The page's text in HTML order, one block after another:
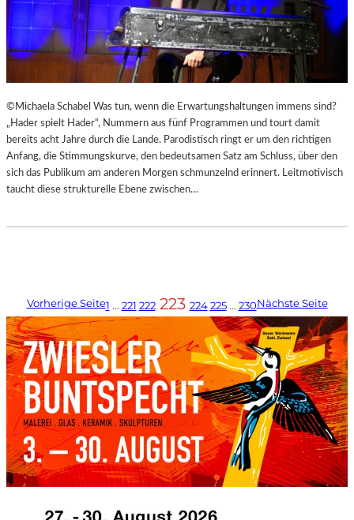
©Michaela Schabel Was tun, wenn die Erwartungshaltungen immens sind?
„Hader spielt Hader“, Nummern aus fünf Programmen und tourt damit
bereits acht Jahre durch die Lande. Parodistisch ringt er um den richtigen
Anfang, die Stimmungskurve, den bedeutsamen Satz am Schluss, über den
sich das Publikum am anderen Morgen schmunzelnd erinnert. Leitmotivisch
taucht diese strukturelle Ebene zwischen…
Vorherige Seite1 … 221 222 223 224 225 … 230Nächste Seite